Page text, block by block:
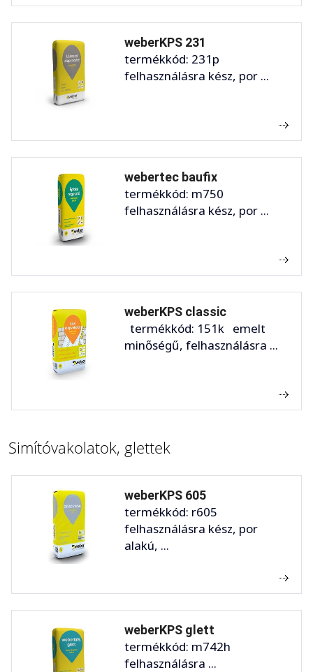
weberKPS 231
termékkód: 231p
felhasználásra kész, por ...
webertec baufix
termékkód: m750
felhasználásra kész, por ...
weberKPS classic
termékkód: 151k emelt
minőségű, felhasználásra ...
Simítóvakolatok, glettek
weberKPS 605
termékkód: r605
felhasználásra kész, por
alakú, ...
weberKPS glett
termékkód: m742h
felhasználásra ...